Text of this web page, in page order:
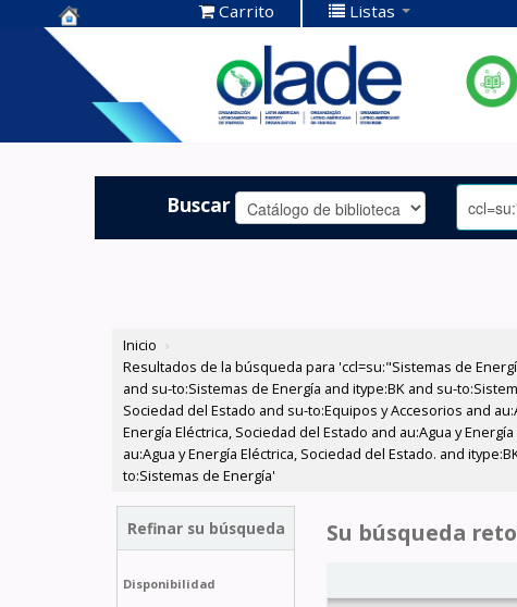
Centro de
Documentación
OLADE -
Carrito Listas
Buscar
Inicio ›
Resultados de la búsqueda para 'ccl=su:"Sistemas de
and su-to:Sistemas de Energía and itype:BK and su-
Sociedad del Estado and su-to:Equipos y Accesorios and
Energía Eléctrica, Sociedad del Estado and au:Agua y
au:Agua y Energía Eléctrica, Sociedad del Estado. and
to:Sistemas de Energía'
Refinar su búsqueda
Disponibilidad
Su búsqueda